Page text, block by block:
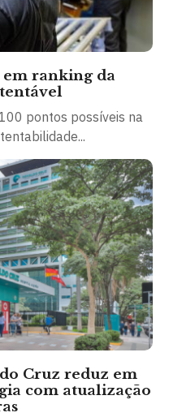
em ranking da
pontos possíveis na
Cruz reduz em
com atualização